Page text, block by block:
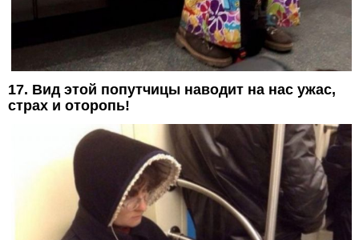
17. Вид этой попутчицы наводит на нас ужас,
страх и оторопь!